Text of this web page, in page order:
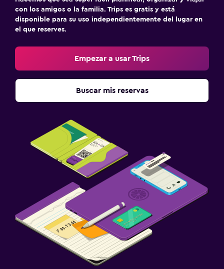
con los amigos o la familia. Trips es gratis y está
disponible para su uso independientemente del lugar en
el que reserves.
Empezar a usar Trips
Buscar mis reservas